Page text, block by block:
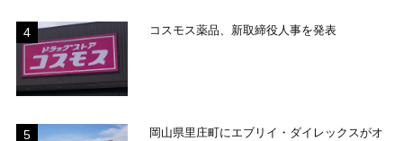
コスモス薬品、新取締役人事を発表
岡山県里庄町にエブリイ・ダイレックスがオ